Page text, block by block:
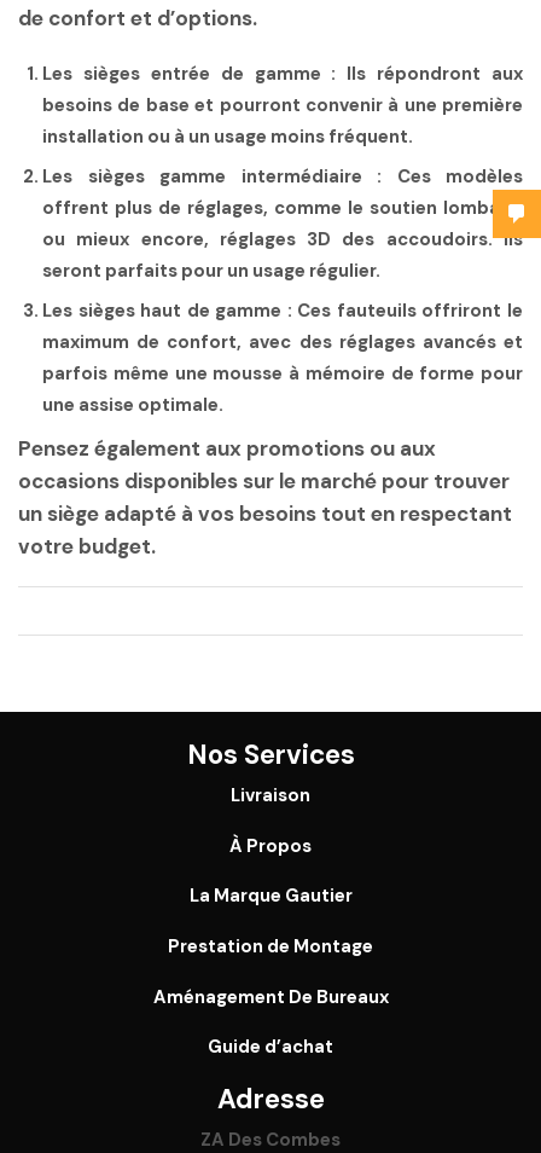
de confort et d’options.
Les sièges entrée de gamme : Ils répondront aux
besoins de base et pourront convenir à une première
installation ou à un usage moins fréquent.
Les sièges gamme intermédiaire : Ces modèles
offrent plus de réglages, comme le soutien lombaire
ou mieux encore, réglages 3D des accoudoirs. Ils
seront parfaits pour un usage régulier.
Les sièges haut de gamme : Ces fauteuils offriront le
maximum de confort, avec des réglages avancés et
parfois même une mousse à mémoire de forme pour
une assise optimale.
Pensez également aux promotions ou aux
occasions disponibles sur le marché pour trouver
un siège adapté à vos besoins tout en respectant
votre budget.
Nos Services
Livraison
À Propos
La Marque Gautier
Prestation de Montage
Aménagement De Bureaux
Guide d’achat
Adresse
ZA Des Combes